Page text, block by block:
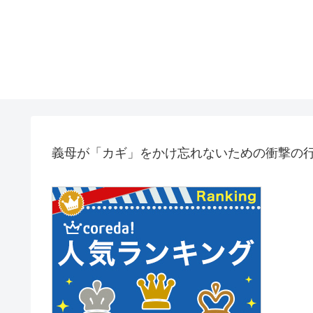
義母が「カギ」をかけ忘れないための衝撃の